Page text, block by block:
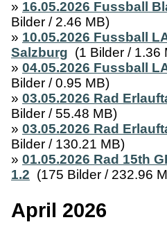
» 16.05.2026 Fussball
Bilder / 2.46 MB)
» 10.05.2026 Fussball
Salzburg (1 Bilder / 1.36
» 04.05.2026 Fussball
Bilder / 0.95 MB)
» 03.05.2026 Rad
Bilder / 55.48 MB)
» 03.05.2026 Rad
Bilder / 130.21 MB)
» 01.05.2026 Rad 15th
1.2 (175 Bilder / 232.96
April 2026